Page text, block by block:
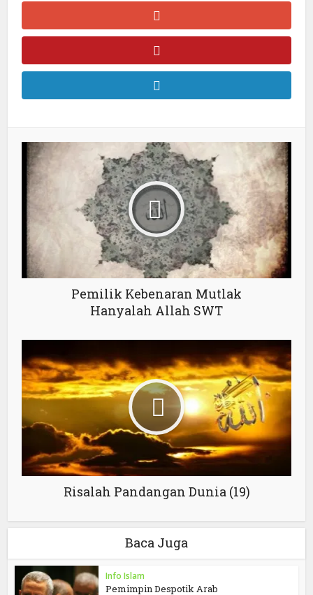
Pemilik Kebenaran Mutlak
Hanyalah Allah SWT
Risalah Pandangan Dunia (19)
Baca Juga
Info Islam
Pemimpin Despotik Arab